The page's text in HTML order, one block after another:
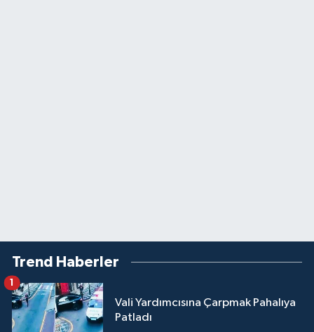
Trend Haberler
Vali Yardımcısına Çarpmak Pahalıya
Patladı
1